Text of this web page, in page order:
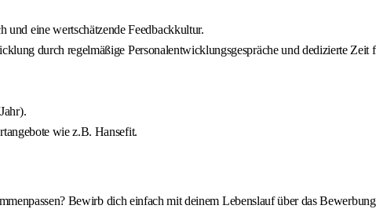
und eine wertschätzende Feedbackkultur.
durch regelmäßige Personalentwicklungsgespräche und dedizierte
wie z.B. Hansefit.
Bewirb dich einfach mit deinem Lebenslauf über das